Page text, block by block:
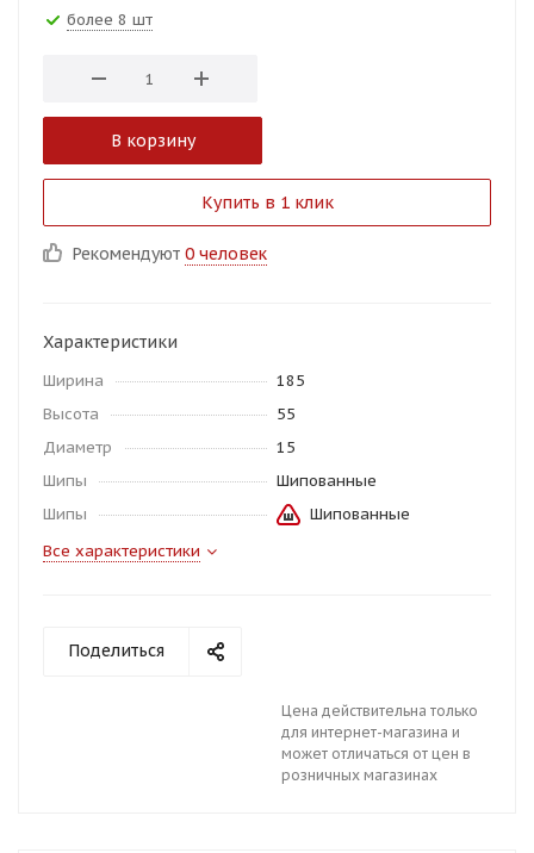
более 8 шт
В корзину
Купить в 1 клик
Рекомендуют 0 человек
Характеристики
Ширина
185
Высота
55
Диаметр
15
Шипы
Шипованные
Шипы
Шипованные
Все характеристики
Поделиться
Цена действительна только
для интернет-магазина и
может отличаться от цен в
розничных магазинах